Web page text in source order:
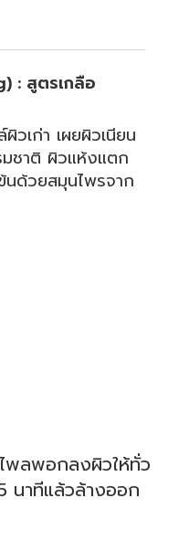
: สูตรเกลือ
วเก่า เผยผิวเนียน
มชาติ ผิวแห้งแตก
นด้วยสมุนไพรจาก
พลพอกลงผิวให้ทั่ว
นาทีแล้วล้างออก